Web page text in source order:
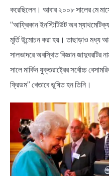
করেছিলেন। আবার ২০০৮ সালের মে
“আফ্রিকান ইনস্টিটিউট অব
মূর্তি উন্মোচন করা হয়। তাছাড়াও মধ্য
সালভাদরে অবস্থিত বিজ্ঞান জাদুঘরটির
সালে মার্কিন যুক্তরাষ্ট্রের সর্বোচ্চ
ফ্রিডম” খেতাবে ভূষিত হন তিনি।